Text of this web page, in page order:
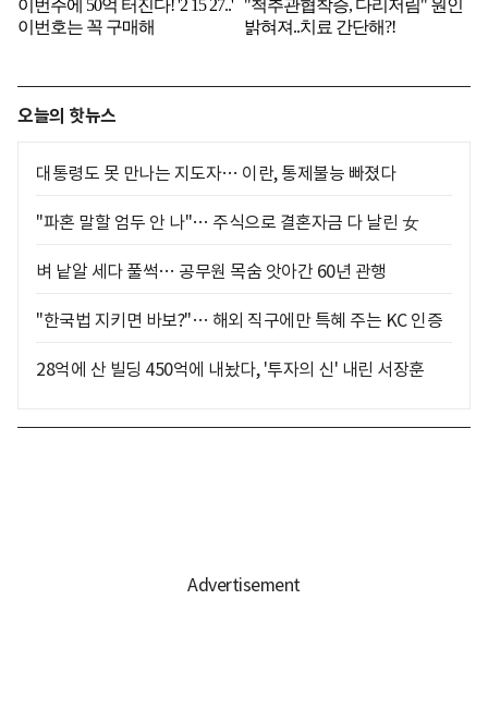
오늘의 핫뉴스
대통령도 못 만나는 지도자… 이란, 통제불능 빠졌다
"파혼 말할 엄두 안 나"… 주식으로 결혼자금 다 날린 女
벼 낱알 세다 풀썩… 공무원 목숨 앗아간 60년 관행
"한국법 지키면 바보?"… 해외 직구에만 특혜 주는 KC 인증
28억에 산 빌딩 450억에 내놨다, '투자의 신' 내린 서장훈